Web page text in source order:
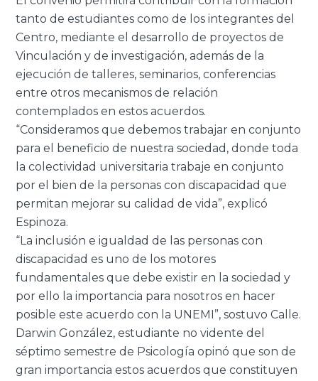
tanto de estudiantes como de los integrantes del
Centro, mediante el desarrollo de proyectos de
Vinculación y de investigación, además de la
ejecución de talleres, seminarios, conferencias
entre otros mecanismos de relación
contemplados en estos acuerdos.
“Consideramos que debemos trabajar en conjunto
para el beneficio de nuestra sociedad, donde toda
la colectividad universitaria trabaje en conjunto
por el bien de la personas con discapacidad que
permitan mejorar su calidad de vida”, explicó
Espinoza.
“La inclusión e igualdad de las personas con
discapacidad es uno de los motores
fundamentales que debe existir en la sociedad y
por ello la importancia para nosotros en hacer
posible este acuerdo con la UNEMI”, sostuvo Calle.
Darwin González, estudiante no vidente del
séptimo semestre de Psicología opinó que son de
gran importancia estos acuerdos que constituyen